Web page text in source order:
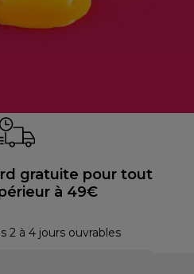
gratuite pour tout
à 49€
2 à 4 jours ouvrables